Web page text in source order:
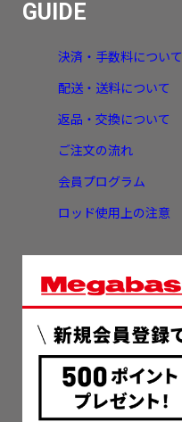
GUIDE
決済・手数料について
配送・送料について
返品・交換について
ご注文の流れ
会員プログラム
ロッド使用上の注意